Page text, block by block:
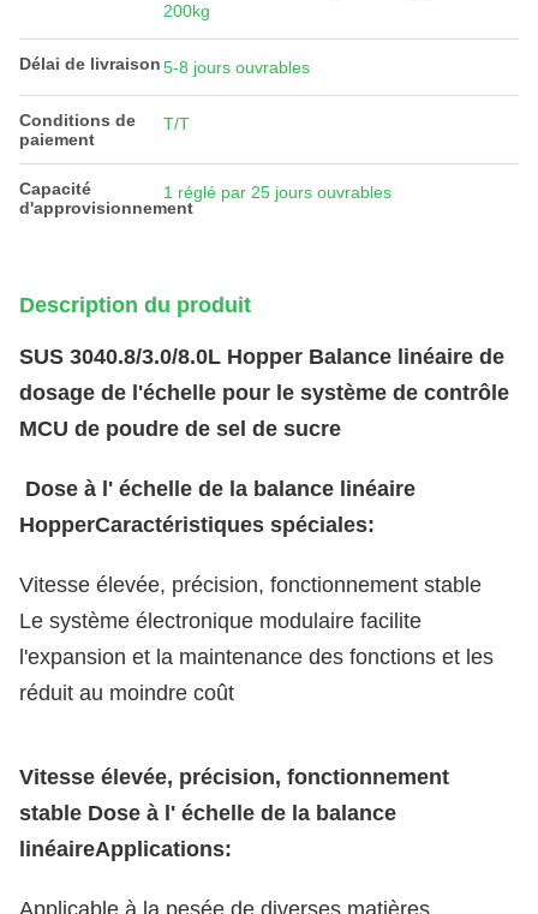
200kg
Délai de livraison5-8 jours ouvrables
Conditions de
paiement
T/T
Capacité
d'approvisionnement
1 réglé par 25 jours ouvrables
Description du produit
SUS 3040.8/3.0/8.0L Hopper Balance linéaire de
dosage de l'échelle pour le système de contrôle
MCU de poudre de sel de sucre
Dose à l' échelle de la balance linéaire
HopperCaractéristiques spéciales:
Vitesse élevée, précision, fonctionnement stable
Le système électronique modulaire facilite
l'expansion et la maintenance des fonctions et les
réduit au moindre coût
Vitesse élevée, précision, fonctionnement
stable Dose à l' échelle de la balance
linéaireApplications:
Applicable à la pesée de diverses matières